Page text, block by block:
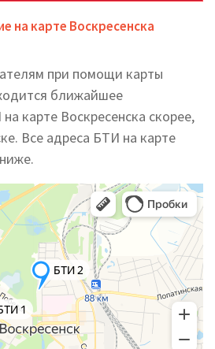
на карте Воскресенска
при помощи карты
ближайшее
карте Воскресенска скорее,
Все адреса БТИ на карте